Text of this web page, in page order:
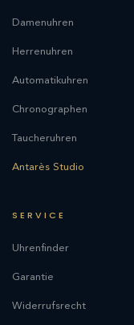
Damenuhren
Herrenuhren
Automatikuhren
Chronographen
Taucheruhren
Antarès Studio
SERVICE
Uhrenfinder
Garantie
Widerrufsrecht